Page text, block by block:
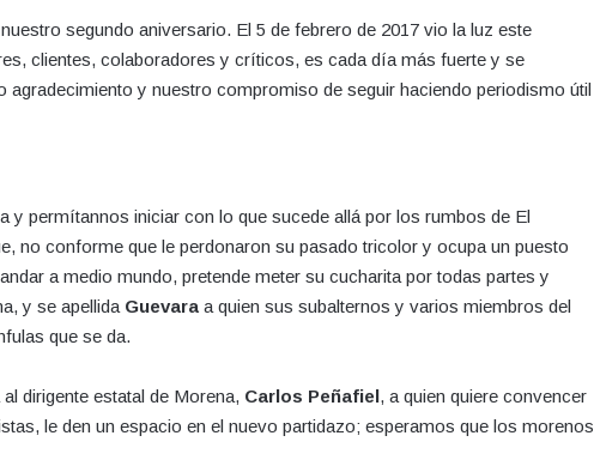
segundo aniversario. El 5 de febrero de 2017 vio la luz este
clientes, colaboradores y críticos, es cada día más fuerte y se
y nuestro compromiso de seguir haciendo periodismo útil
y permítannos iniciar con lo que sucede allá por los rumbos de El
no conforme que le perdonaron su pasado tricolor y ocupa un puesto
a medio mundo, pretende meter su cucharita por todas partes y
y se apellida Guevara a quien sus subalternos y varios miembros del
que se da.
dirigente estatal de Morena, Carlos Peñafiel, a quien quiere convencer
le den un espacio en el nuevo partidazo; esperamos que los morenos